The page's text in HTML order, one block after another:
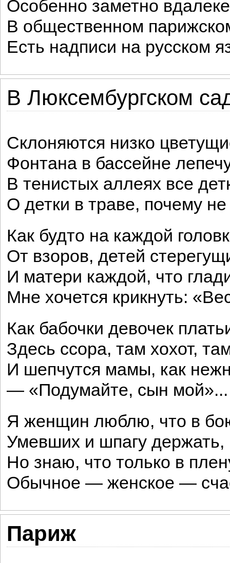
Особенно заметно
В общественном
Есть надписи на русском
В Люксембургском
Склоняются низко
Фонтана в бассейне
В тенистых аллеях всe
О детки в траве, почему
Как будто на каждой
От взоров, детей
И матери каждой, что
Мне хочется крикнуть:
Как бабочки девочек
Здесь ссора, там хохот,
И шепчутся мамы, как
— «Подумайте, сын
Я женщин люблю, что в
Умевших и шпагу
Но знаю, что только в
Обычное — женское —
Париж